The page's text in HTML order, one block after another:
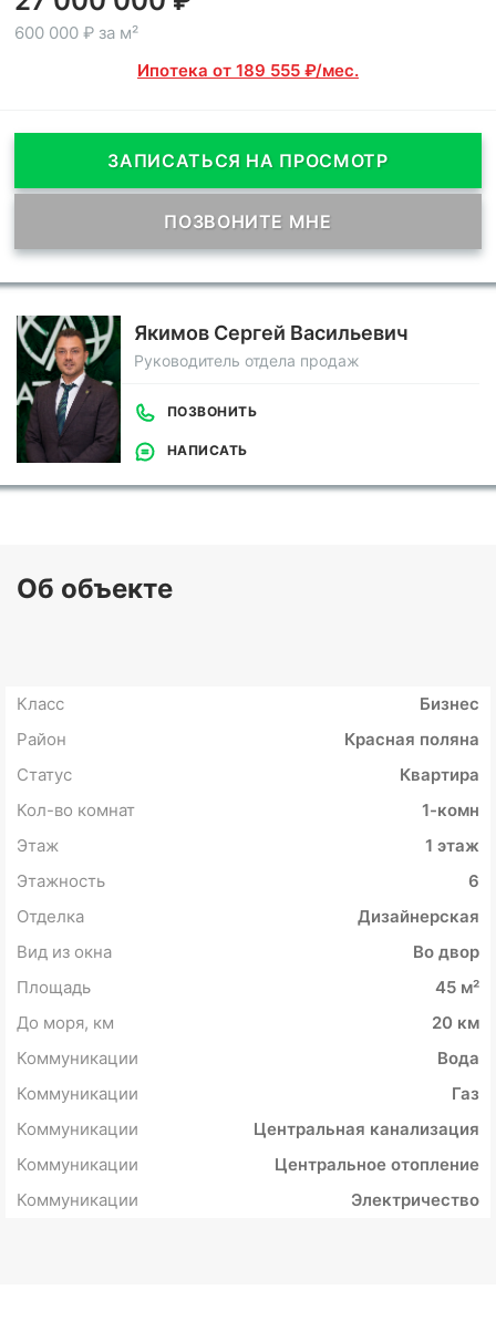
600 000 ₽ за м²
Ипотека от 189 555 ₽/мес.
ЗАПИСАТЬСЯ НА ПРОСМОТР
ПОЗВОНИТЕ МНЕ
Якимов Сергей Васильевич
Руководитель отдела продаж
ПОЗВОНИТЬ
НАПИСАТЬ
Об объекте
Класс
Бизнес
Район
Красная поляна
Статус
Квартира
Кол-во комнат
1-комн
Этаж
1 этаж
Этажность
6
Отделка
Дизайнерская
Вид из окна
Во двор
Площадь
45 м²
До моря, км
20 км
Коммуникации
Вода
Коммуникации
Газ
Коммуникации
Центральная канализация
Коммуникации
Центральное отопление
Коммуникации
Электричество